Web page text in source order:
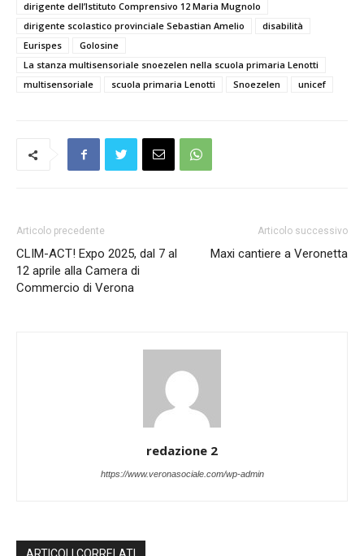
dirigente dell’Istituto Comprensivo 12 Maria Mugnolo
dirigente scolastico provinciale Sebastian Amelio
disabilità
Eurispes
Golosine
La stanza multisensoriale snoezelen nella scuola primaria Lenotti
multisensoriale
scuola primaria Lenotti Snoezelen unicef
Articolo precedente
CLIM-ACT! Expo 2025, dal 7 al
12 aprile alla Camera di
Commercio di Verona
Articolo successivo
Maxi cantiere a Veronetta
redazione 2
https://www.veronasociale.com/wp-admin